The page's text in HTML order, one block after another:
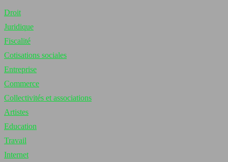
Droit
Juridique
Fiscalité
Cotisations sociales
Entreprise
Commerce
Collectivités et associations
Artistes
Education
Travail
Internet